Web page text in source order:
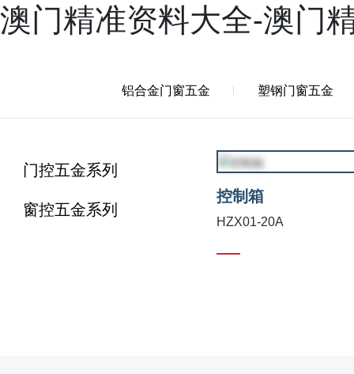
澳门精准资料大全-澳门
铝合金门窗五金
塑钢门窗五金
门控五金系列
窗控五金系列
控制箱
HZX01-20A